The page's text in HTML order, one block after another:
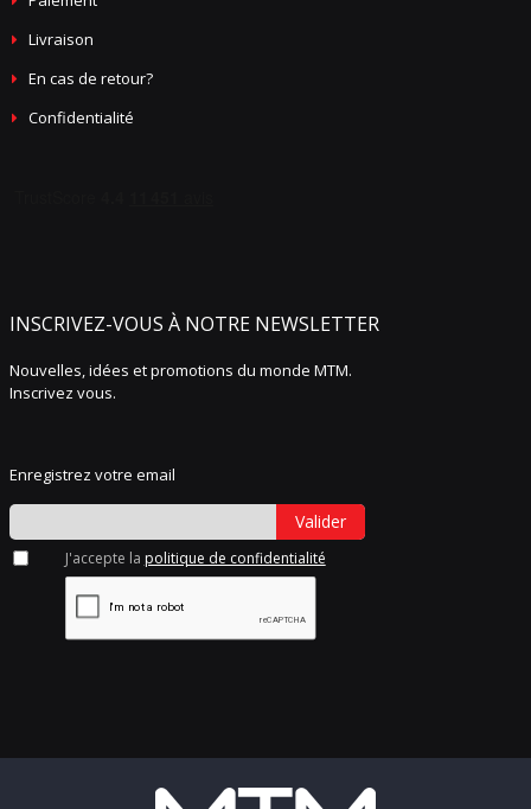
Livraison
En cas de retour?
Confidentialité
INSCRIVEZ-VOUS À NOTRE NEWSLETTER
Nouvelles, idées et promotions du monde MTM.
Inscrivez vous.
Enregistrez votre email
Valider
J'accepte la politique de confidentialité